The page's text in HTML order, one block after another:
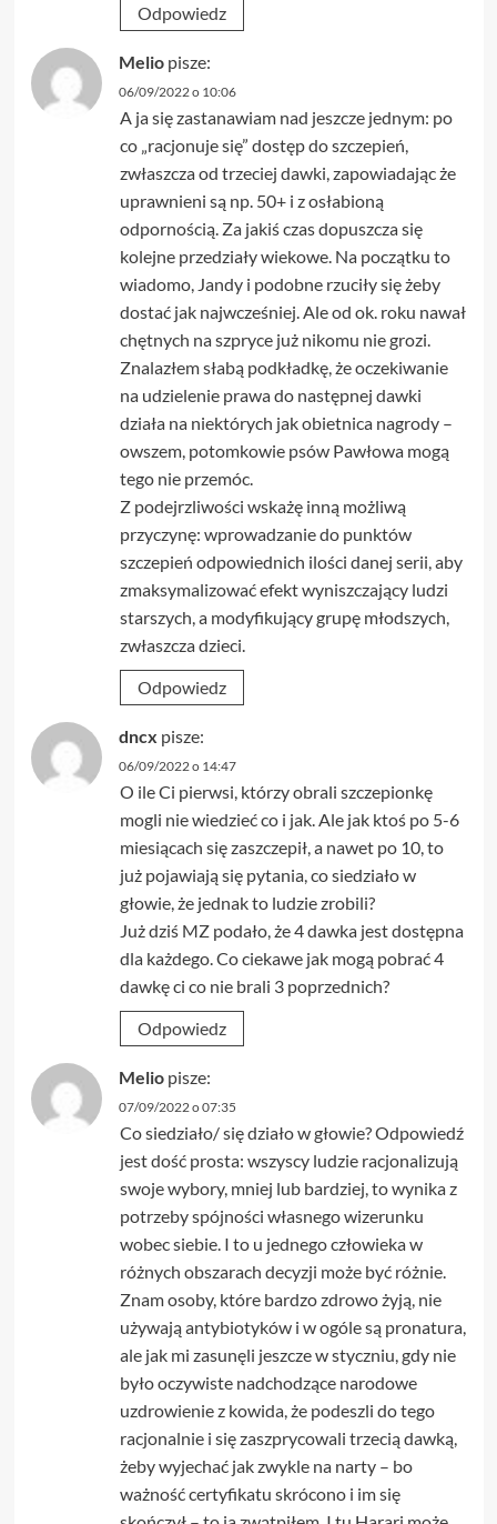
Odpowiedz
Melio pisze:
06/09/2022 o 10:06
A ja się zastanawiam nad jeszcze jednym: po
co „racjonuje się” dostęp do szczepień,
zwłaszcza od trzeciej dawki, zapowiadając że
uprawnieni są np. 50+ i z osłabioną
odpornością. Za jakiś czas dopuszcza się
kolejne przedziały wiekowe. Na początku to
wiadomo, Jandy i podobne rzuciły się żeby
dostać jak najwcześniej. Ale od ok. roku nawał
chętnych na szpryce już nikomu nie grozi.
Znalazłem słabą podkładkę, że oczekiwanie
na udzielenie prawa do następnej dawki
działa na niektórych jak obietnica nagrody –
owszem, potomkowie psów Pawłowa mogą
tego nie przemóc.
Z podejrzliwości wskażę inną możliwą
przyczynę: wprowadzanie do punktów
szczepień odpowiednich ilości danej serii, aby
zmaksymalizować efekt wyniszczający ludzi
starszych, a modyfikujący grupę młodszych,
zwłaszcza dzieci.
Odpowiedz
dncx pisze:
06/09/2022 o 14:47
O ile Ci pierwsi, którzy obrali szczepionkę
mogli nie wiedzieć co i jak. Ale jak ktoś po 5-6
miesiącach się zaszczepił, a nawet po 10, to
już pojawiają się pytania, co siedziało w
głowie, że jednak to ludzie zrobili?
Już dziś MZ podało, że 4 dawka jest dostępna
dla każdego. Co ciekawe jak mogą pobrać 4
dawkę ci co nie brali 3 poprzednich?
Odpowiedz
Melio pisze:
07/09/2022 o 07:35
Co siedziało/ się działo w głowie? Odpowiedź
jest dość prosta: wszyscy ludzie racjonalizują
swoje wybory, mniej lub bardziej, to wynika z
potrzeby spójności własnego wizerunku
wobec siebie. I to u jednego człowieka w
różnych obszarach decyzji może być różnie.
Znam osoby, które bardzo zdrowo żyją, nie
używają antybiotyków i w ogóle są pronatura,
ale jak mi zasunęli jeszcze w styczniu, gdy nie
było oczywiste nadchodzące narodowe
uzdrowienie z kowida, że podeszli do tego
racjonalnie i się zaszprycowali trzecią dawką,
żeby wyjechać jak zwykle na narty – bo
ważność certyfikatu skrócono i im się